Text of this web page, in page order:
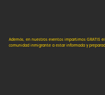
Además, en nuestros eventos impartimos GRATIS
comunidad inmigrante a estar informada y